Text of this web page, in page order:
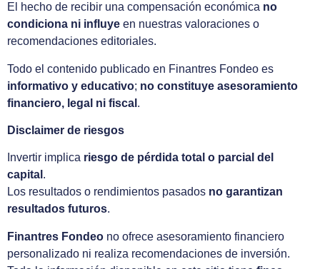
El hecho de recibir una compensación económica no
condiciona ni influye en nuestras valoraciones o
recomendaciones editoriales.
Todo el contenido publicado en Finantres Fondeo es
informativo y educativo; no constituye asesoramiento
financiero, legal ni fiscal .
Disclaimer de riesgos
Invertir implica riesgo de pérdida total o parcial del
capital .
Los resultados o rendimientos pasados no garantizan
resultados futuros.
Finantres Fondeo no ofrece asesoramiento financiero
personalizado ni realiza recomendaciones de inversión.